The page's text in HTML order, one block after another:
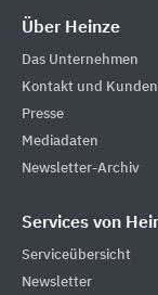
Über Heinze
Das Unternehmen
Kontakt und
Presse
Mediadaten
Newsletter-Archiv
Services von
Serviceübersicht
Newsletter